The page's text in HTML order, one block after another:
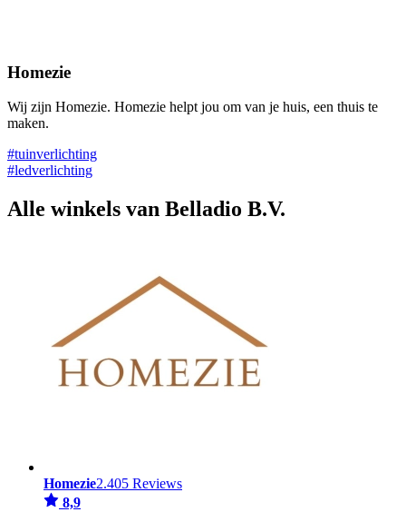
Homezie
Wij zijn Homezie. Homezie helpt jou om van je huis, een thuis te
maken.
#tuinverlichting
#ledverlichting
Alle winkels van Belladio B.V.
Homezie2.405 Reviews
8,9